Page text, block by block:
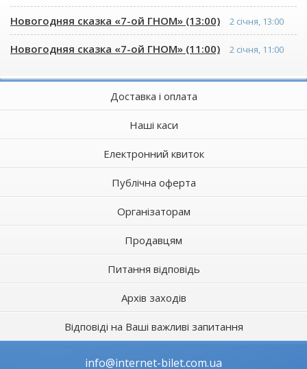
Новогодняя сказка «7-ой ГНОМ» (13:00) 2 січня, 13:00
Новогодняя сказка «7-ой ГНОМ» (11:00) 2 січня, 11:00
Доставка і оплата
Наші каси
Електронний квиток
Публічна оферта
Організаторам
Продавцям
Питання відповідь
Архів заходів
Відповіді на Ваші важливі запитання
info@internet-bilet.com.ua